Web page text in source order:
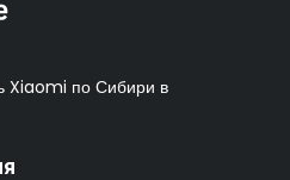
Xiaomi по Сибири в